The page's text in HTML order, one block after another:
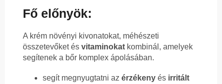
Fő előnyök:
A krém növényi kivonatokat, méhészeti
összetevőket és vitaminokat kombinál, amelyek
segítenek a bőr komplex ápolásában.
segít megnyugtatni az érzékeny és irritált